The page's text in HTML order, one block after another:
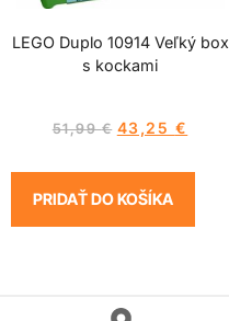
LEGO Duplo 10914 Veľký box
s kockami
51,99€ 43,25 €
PRIDAŤ DO KOŠÍKA